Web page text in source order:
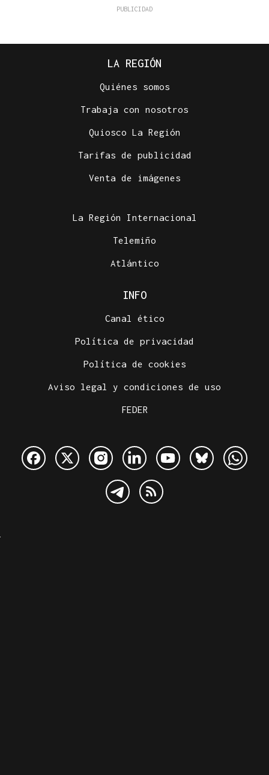
LA REGIÓN
Quiénes somos
Trabaja con nosotros
Quiosco La Región
Tarifas de publicidad
Venta de imágenes
La Región Internacional
Telemiño
Atlántico
INFO
Canal ético
Política de privacidad
Política de cookies
Aviso legal y condiciones de uso
FEDER